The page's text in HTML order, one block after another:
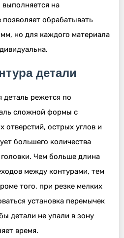
на
обрабатывать
но для каждого материала
детали
деталь режется по
сложной формы с
отверстий, острых углов и
большего количества
Чем больше длина
между контурами, тем
того, при резке мелких
установка перемычек
детали не упали в зону
время.